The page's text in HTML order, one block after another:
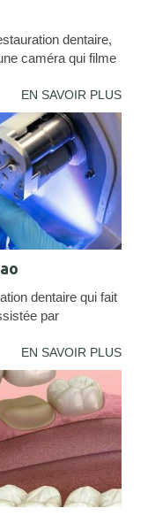
dentaire,
caméra qui filme
EN SAVOIR PLUS
dentaire qui fait
par
EN SAVOIR PLUS